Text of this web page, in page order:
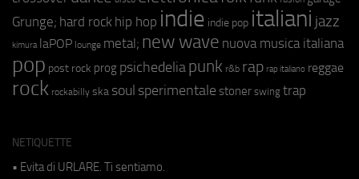
Grunge; hard rock hip hop indie indie pop italiani jazz
kimura laPOP lounge metal; new wave nuova musica italiana
pop post rock prog psichedeliapunk r&b rap rap italiano reggae
rock rockabilly ska soul sperimentale stoner swing trap
NETIQUETTE
• Evita di URLARE. Ti sentiamo.